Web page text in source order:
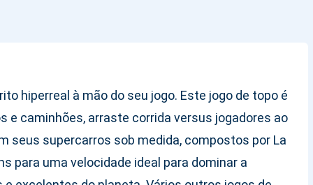
hiperreal à mão do seu jogo. Este jogo de topo é
e caminhões, arraste corrida versus jogadores ao
seus supercarros sob medida, compostos por La
para uma velocidade ideal para dominar a